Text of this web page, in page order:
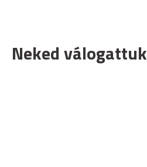
Neked válogattuk